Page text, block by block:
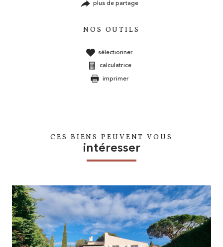
plus de partage
NOS OUTILS
sélectionner
calculatrice
imprimer
CES BIENS PEUVENT VOUS
intéresser